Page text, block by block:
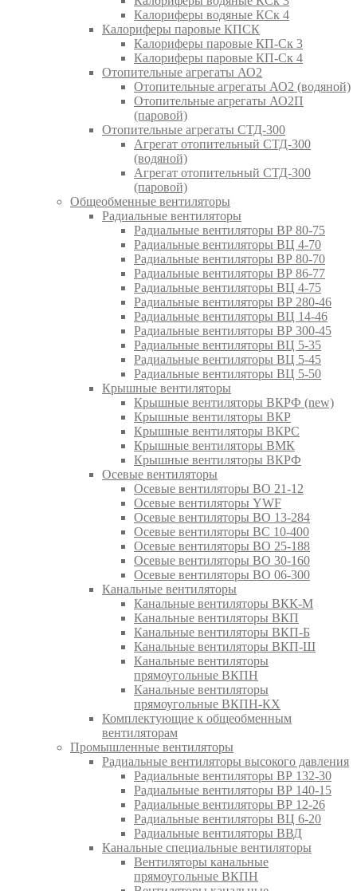
Калориферы водяные КСк 4
Калориферы паровые КПСК
Калориферы паровые КП-Ск 3
Калориферы паровые КП-Ск 4
Отопительные агрегаты АО2
Отопительные агрегаты АО2 (водяной)
Отопительные агрегаты АО2П
(паровой)
Отопительные агрегаты СТД-300
Агрегат отопительный СТД-300
(водяной)
Агрегат отопительный СТД-300
(паровой)
Общеобменные вентиляторы
Радиальные вентиляторы
Радиальные вентиляторы ВР 80-75
Радиальные вентиляторы ВЦ 4-70
Радиальные вентиляторы ВР 80-70
Радиальные вентиляторы ВР 86-77
Радиальные вентиляторы ВЦ 4-75
Радиальные вентиляторы ВР 280-46
Радиальные вентиляторы ВЦ 14-46
Радиальные вентиляторы ВР 300-45
Радиальные вентиляторы ВЦ 5-35
Радиальные вентиляторы ВЦ 5-45
Радиальные вентиляторы ВЦ 5-50
Крышные вентиляторы
Крышные вентиляторы ВКРФ (new)
Крышные вентиляторы ВКР
Крышные вентиляторы ВКРС
Крышные вентиляторы ВМК
Крышные вентиляторы ВКРФ
Осевые вентиляторы
Осевые вентиляторы ВО 21-12
Осевые вентиляторы YWF
Осевые вентиляторы ВО 13-284
Осевые вентиляторы ВС 10-400
Осевые вентиляторы ВО 25-188
Осевые вентиляторы ВО 30-160
Осевые вентиляторы ВО 06-300
Канальные вентиляторы
Канальные вентиляторы ВКК-М
Канальные вентиляторы ВКП
Канальные вентиляторы ВКП-Б
Канальные вентиляторы ВКП-Ш
Канальные вентиляторы
прямоугольные ВКПН
Канальные вентиляторы
прямоугольные ВКПН-КХ
Комплектующие к общеобменным
вентиляторам
Промышленные вентиляторы
Радиальные вентиляторы высокого давления
Радиальные вентиляторы ВР 132-30
Радиальные вентиляторы ВР 140-15
Радиальные вентиляторы ВР 12-26
Радиальные вентиляторы ВЦ 6-20
Радиальные вентиляторы ВВД
Канальные специальные вентиляторы
Вентиляторы канальные
прямоугольные ВКПН